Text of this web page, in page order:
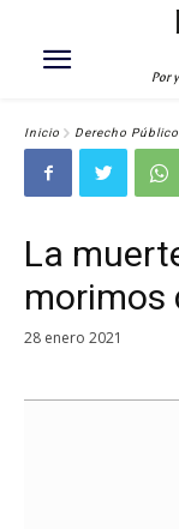
Por
Inicio Derecho Público
La
morimos
28 enero 2021